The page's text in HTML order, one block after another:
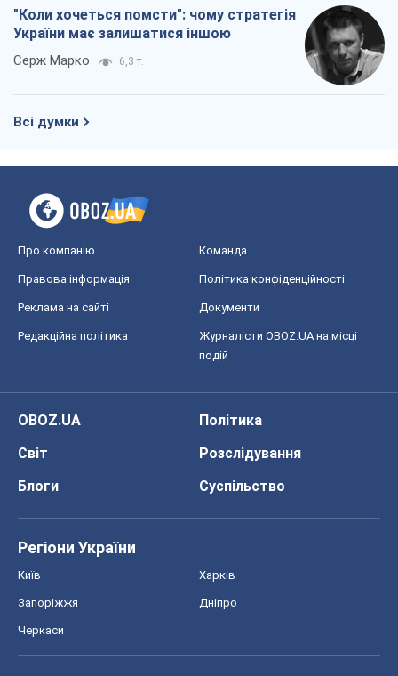
"Коли хочеться помсти": чому стратегія
України має залишатися іншою
Серж Марко 6,3 т.
Всі думки
Про компанію Команда
Правова інформація Політика конфіденційності
Реклама на сайті Документи
Редакційна політика
Журналісти OBOZ.UA на місці
подій
OBOZ.UA
Політика
Світ
Розслідування
Блоги
Суспільство
Регіони України
Київ Харків
Запоріжжя Дніпро
Черкаси